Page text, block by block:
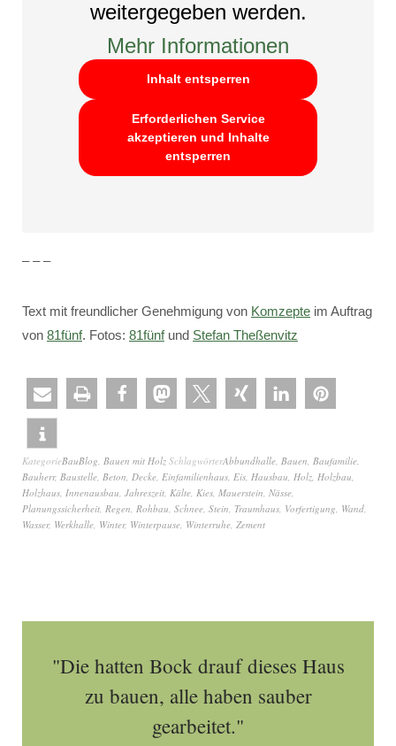
weitergegeben werden.
Mehr Informationen
Inhalt entsperren
Erforderlichen Service
akzeptieren und Inhalte
entsperren
– – –
Text mit freundlicher Genehmigung von Komzepte im Auftrag
von 81fünf. Fotos: 81fünfund Stefan Theßenvitz
KategorieBauBlog, Bauen mit Holz SchlagwörterAbbundhalle, Bauen, Baufamilie,
Bauherr, Baustelle, Beton, Decke, Einfamilienhaus, Eis, Hausbau, Holz, Holzbau,
Holzhaus, Innenausbau, Jahreszeit, Kälte, Kies, Mauerstein, Nässe,
Planungssicherheit, Regen, Rohbau, Schnee, Stein, Traumhaus, Vorfertigung, Wand,
Wasser, Werkhalle, Winter, Winterpause, Winterruhe, Zement
"Die hatten Bock drauf dieses Haus
zu bauen, alle haben sauber
gearbeitet."